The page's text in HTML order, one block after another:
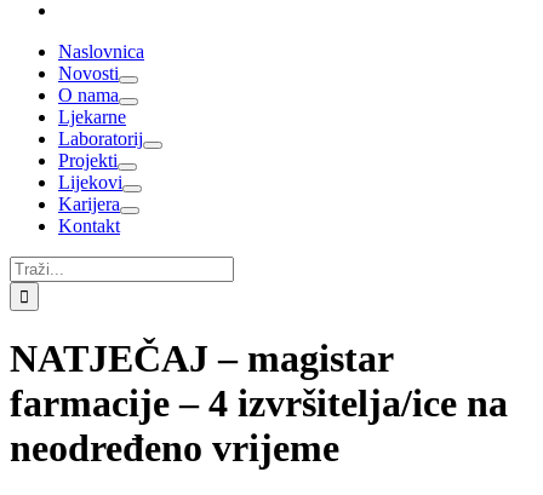
Naslovnica
Novosti
O nama
Ljekarne
Laboratorij
Projekti
Lijekovi
Karijera
Kontakt
Traži...
NATJEČAJ – magistar
farmacije – 4 izvršitelja/ice na
neodređeno vrijeme